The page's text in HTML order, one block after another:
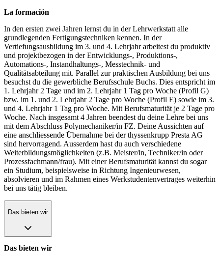
La formación
In den ersten zwei Jahren lernst du in der Lehrwerkstatt alle
grundlegenden Fertigungstechniken kennen. In der
Vertiefungsausbildung im 3. und 4. Lehrjahr arbeitest du produktiv
und projektbezogen in der Entwicklungs-, Produktions-,
Automations-, Instandhaltungs-, Messtechnik- und
Qualitätsabteilung mit. Parallel zur praktischen Ausbildung bei uns
besuchst du die gewerbliche Berufsschule Buchs. Dies entspricht im
1. Lehrjahr 2 Tage und im 2. Lehrjahr 1 Tag pro Woche (Profil G)
bzw. im 1. und 2. Lehrjahr 2 Tage pro Woche (Profil E) sowie im 3.
und 4. Lehrjahr 1 Tag pro Woche. Mit Berufsmaturität je 2 Tage pro
Woche. Nach insgesamt 4 Jahren beendest du deine Lehre bei uns
mit dem Abschluss Polymechaniker/in FZ. Deine Aussichten auf
eine anschliessende Übernahme bei der thyssenkrupp Presta AG
sind hervorragend. Ausserdem hast du auch verschiedene
Weiterbildungsmöglichkeiten (z.B. Meister/in, Techniker/in oder
Prozessfachmann/frau). Mit einer Berufsmaturität kannst du sogar
ein Studium, beispielsweise in Richtung Ingenieurwesen,
absolvieren und im Rahmen eines Werkstudentenvertrages weiterhin
bei uns tätig bleiben.
Das bieten wir
Das bieten wir